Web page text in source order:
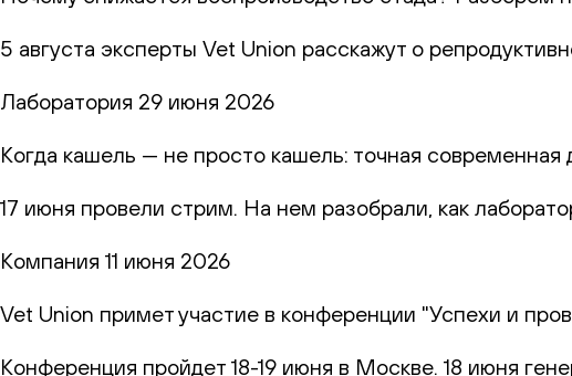
5 августа эксперты Vet Union расскажут о
Лаборатория 29 июня 2026
Когда кашель — не просто кашель: точная
17 июня провели стрим. На нем разобрали, как
Компания 11 июня 2026
Vet Union примет участие в конференции "Успехи и
Конференция пройдет 18-19 июня в Москве. 18 июня